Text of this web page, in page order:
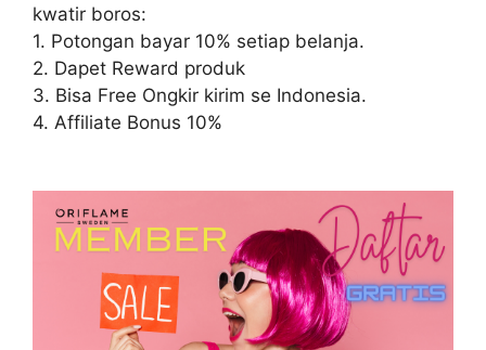
kwatir boros:
1. Potongan bayar 10% setiap belanja.
2. Dapet Reward produk
3. Bisa Free Ongkir kirim se Indonesia.
4. Affiliate Bonus 10%